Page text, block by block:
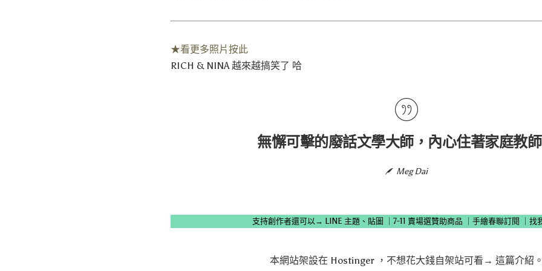
★看更多照片按此
RICH & NINA 越來越搞笑了 哈
無懈可擊的廢話文學大師，內心住著家庭教師
Meg Dai
支持創作者還可以→ LINE 主題、貼圖 7-11 賣場選贊助商品 手繪春聯訂閱 找
本網站架設在 Hostinger，不想花大錢自架站可看→ 這篇介紹 。